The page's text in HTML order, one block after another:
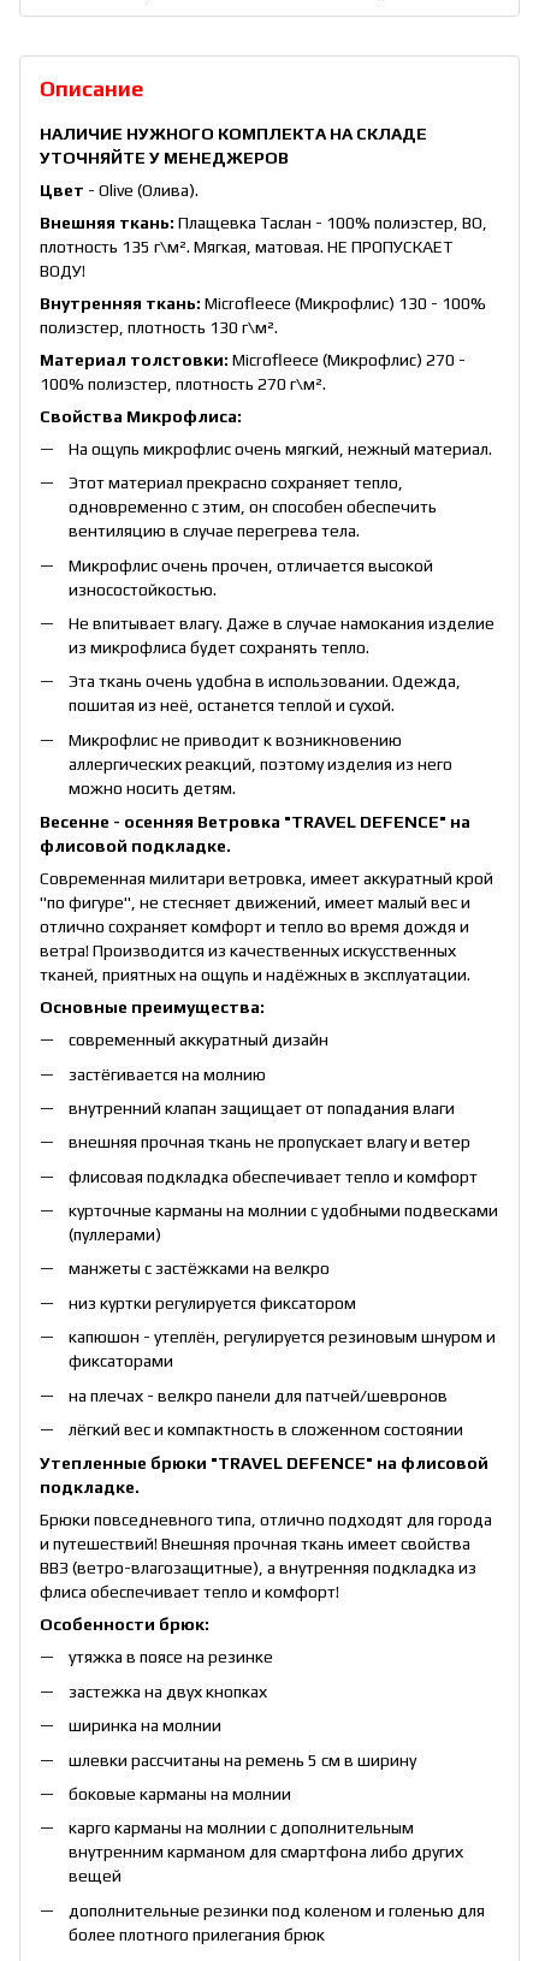
Описание
НАЛИЧИЕ НУЖНОГО КОМПЛЕКТА НА СКЛАДЕ
УТОЧНЯЙТЕ У МЕНЕДЖЕРОВ
Цвет - Olive (Олива).
Внешняя ткань: Плащевка Таслан - 100% полиэстер, ВО,
плотность 135 г\м². Мягкая, матовая. НЕ ПРОПУСКАЕТ
ВОДУ!
Внутренняя ткань: Microfleece (Микрофлис) 130 - 100%
полиэстер, плотность 130 г\м².
Материал толстовки: Microfleece (Микрофлис) 270 -
100% полиэстер, плотность 270 г\м².
Свойства Микрофлиса:
На ощупь микрофлис очень мягкий, нежный материал.
Этот материал прекрасно сохраняет тепло,
одновременно с этим, он способен обеспечить
вентиляцию в случае перегрева тела.
Микрофлис очень прочен, отличается высокой
износостойкостью.
Не впитывает влагу. Даже в случае намокания изделие
из микрофлиса будет сохранять тепло.
Эта ткань очень удобна в использовании. Одежда,
пошитая из неё, останется теплой и сухой.
Микрофлис не приводит к возникновению
аллергических реакций, поэтому изделия из него
можно носить детям.
Весенне - осенняя Ветровка "TRAVEL DEFENCE" на
флисовой подкладке.
Современная милитари ветровка, имеет аккуратный крой
"по фигуре", не стесняет движений, имеет малый вес и
отлично сохраняет комфорт и тепло во время дождя и
ветра! Производится из качественных искусственных
тканей, приятных на ощупь и надёжных в эксплуатации.
Основные преимущества:
современный аккуратный дизайн
застёгивается на молнию
внутренний клапан защищает от попадания влаги
внешняя прочная ткань не пропускает влагу и ветер
флисовая подкладка обеспечивает тепло и комфорт
курточные карманы на молнии с удобными подвесками
(пуллерами)
манжеты с застёжками на велкро
низ куртки регулируется фиксатором
капюшон - утеплён, регулируется резиновым шнуром и
фиксаторами
на плечах - велкро панели для патчей/шевронов
лёгкий вес и компактность в сложенном состоянии
Утепленные брюки "TRAVEL DEFENCE" на флисовой
подкладке.
Брюки повседневного типа, отлично подходят для города
и путешествий! Внешняя прочная ткань имеет свойства
ВВЗ (ветро-влагозащитные), а внутренняя подкладка из
флиса обеспечивает тепло и комфорт!
Особенности брюк:
утяжка в поясе на резинке
застежка на двух кнопках
ширинка на молнии
шлевки рассчитаны на ремень 5 см в ширину
боковые карманы на молнии
карго карманы на молнии с дополнительным
внутренним карманом для смартфона либо других
вещей
дополнительные резинки под коленом и голенью для
более плотного прилегания брюк